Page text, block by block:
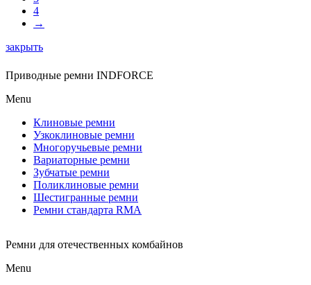
4
→
закрыть
Приводные ремни INDFORCE
Menu
Клиновые ремни
Узкоклиновые ремни
Многоручьевые ремни
Вариаторные ремни
Зубчатые ремни
Поликлиновые ремни
Шестигранные ремни
Ремни стандарта RMA
Ремни для отечественных комбайнов
Menu